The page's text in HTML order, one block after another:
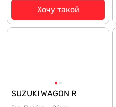
Хочу такой
SUZUKI WAGON R